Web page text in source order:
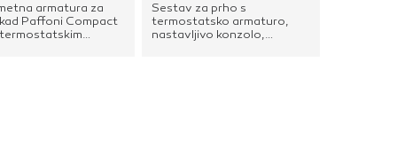
armatura za
Paffoni Compact
Sestav za prho s
termostatsko armaturo,
nastavljivo konzolo,